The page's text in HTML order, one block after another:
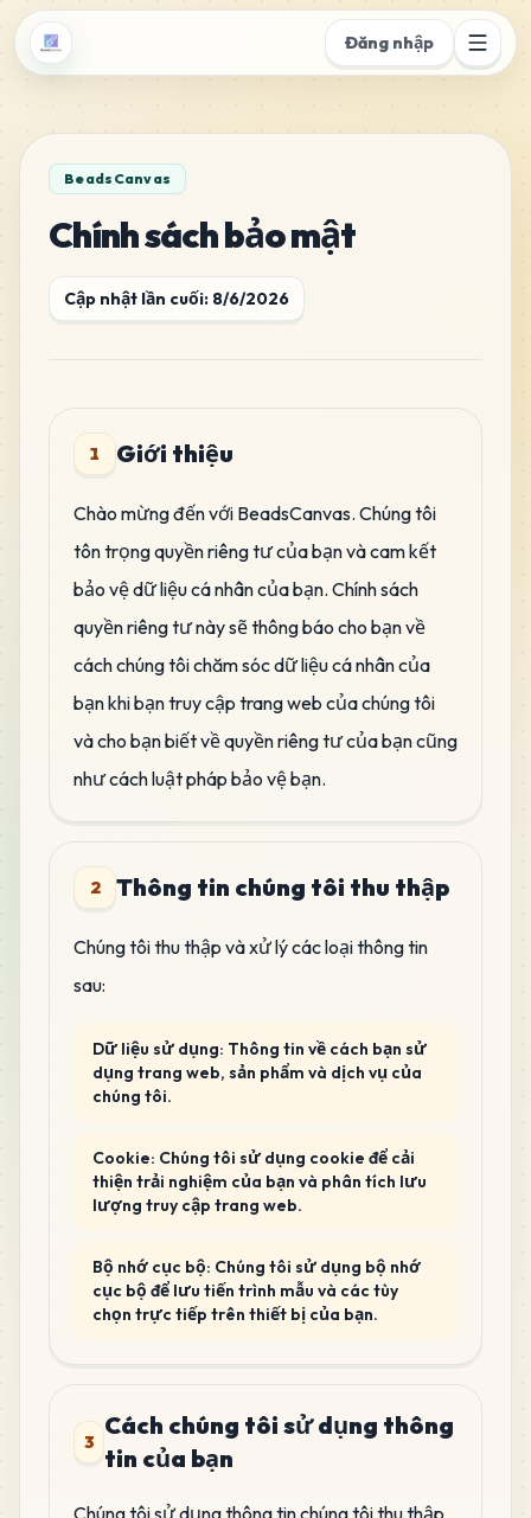
Đăng nhập
BeadsCanvas
Chính sách bảo mật
Cập nhật lần cuối: 8/6/2026
1 Giới thiệu
Chào mừng đến với BeadsCanvas. Chúng tôi
tôn trọng quyền riêng tư của bạn và cam kết
bảo vệ dữ liệu cá nhân của bạn. Chính sách
quyền riêng tư này sẽ thông báo cho bạn về
cách chúng tôi chăm sóc dữ liệu cá nhân của
bạn khi bạn truy cập trang web của chúng tôi
và cho bạn biết về quyền riêng tư của bạn cũng
như cách luật pháp bảo vệ bạn.
2 Thông tin chúng tôi thu thập
Chúng tôi thu thập và xử lý các loại thông tin
sau:
Dữ liệu sử dụng: Thông tin về cách bạn sử
dụng trang web, sản phẩm và dịch vụ của
chúng tôi.
Cookie: Chúng tôi sử dụng cookie để cải
thiện trải nghiệm của bạn và phân tích lưu
lượng truy cập trang web.
Bộ nhớ cục bộ: Chúng tôi sử dụng bộ nhớ
cục bộ để lưu tiến trình mẫu và các tùy
chọn trực tiếp trên thiết bị của bạn.
3
Cách chúng tôi sử dụng thông
tin của bạn
Chúng tôi sử dụng thông tin chúng tôi thu thập